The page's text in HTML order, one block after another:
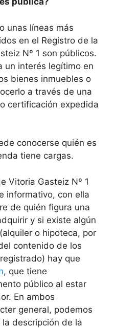
unas líneas más
en el Registro de la
Nº 1 son públicos.
un interés legítimo en
bienes inmuebles o
a través de una
certificación expedida
conocerse quién es
tiene cargas.
Vitoria Gasteiz Nº 1
informativo, con ella
de quién figura una
y si existe algún
o hipoteca, por
contenido de los
hay que
, que tiene
público al estar
En ambos
general, podemos
descripción de la